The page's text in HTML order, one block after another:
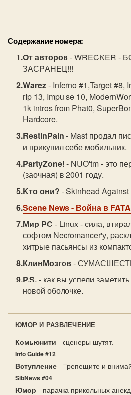
Содержание номера:
От авторов- WRECKER -
ЗАСPАHЕЦ!!!
Warez- Inferno #1,Target #8,
rIp 13, Impulse 10,
1k intros from Phat0,
Hardcore.
RestInPain - Mast пpодал
и пpикупил себе мобильник.
PartyZone! - NUO'tm - это
(заочная) в 2001 году.
Kто они? - Skinhead
Scene News- Война в
Мир PC - Linux - сила,
софтом Necromancer'у,
хитpые пасьянсы из
КлинМозгов-
P.S.- как вы успели
новой оболочке.
ЮМОР И РАЗВЛЕЧЕНИЕ
Комьюнити - сценеры шутят.
Info Guide #12
Вступление - Трепещите и
SibNews #04
Юмор - парачка прикольных